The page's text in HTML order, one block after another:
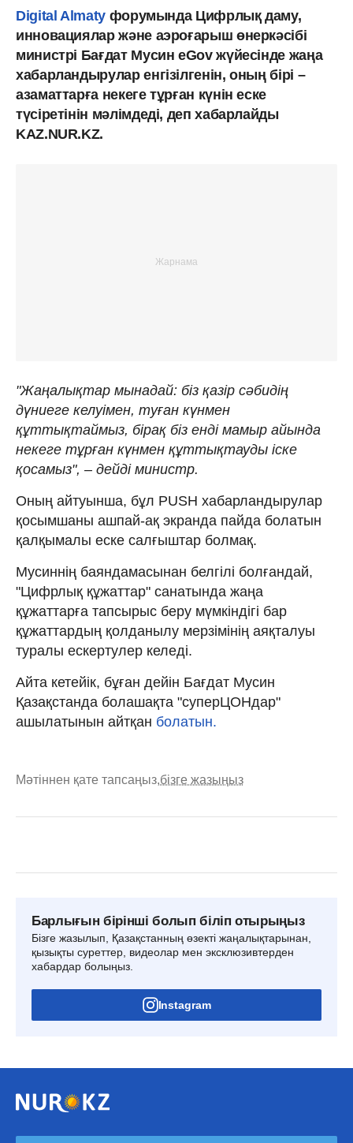
Digital Almaty форумында Цифрлық даму,
инновациялар және аэроғарыш өнеркәсібі
министрі Бағдат Мусин eGov жүйесінде жаңа
хабарландырулар енгізілгенін, оның бірі –
азаматтарға некеге тұрған күнін еске
түсіретінін мәлімдеді, деп хабарлайды
KAZ.NUR.KZ.
"Жаңалықтар мынадай: біз қазір сәбидің
дүниеге келуімен, туған күнмен
құттықтаймыз, бірақ біз енді мамыр айында
некеге тұрған күнмен құттықтауды іске
қосамыз", – дейді министр.
Оның айтуынша, бұл PUSH хабарландырулар
қосымшаны ашпай-ақ экранда пайда болатын
қалқымалы еске салғыштар болмақ.
Мусиннің баяндамасынан белгілі болғандай,
"Цифрлық құжаттар" санатында жаңа
құжаттарға тапсырыс беру мүмкіндігі бар
құжаттардың қолданылу мерзімінің аяқталуы
туралы ескертулер келеді.
Айта кетейік, бұған дейін Бағдат Мусин
Қазақстанда болашақта "суперЦОНдар"
ашылатынын айтқан болатын.
Мәтіннен қате тапсаңыз,бізге жазыңыз
Барлығын бірінші болып біліп отырыңыз
Бізге жазылып, Қазақстанның өзекті жаңалықтарынан,
қызықты суреттер, видеолар мен эксклюзивтерден
хабардар болыңыз.
Instagram